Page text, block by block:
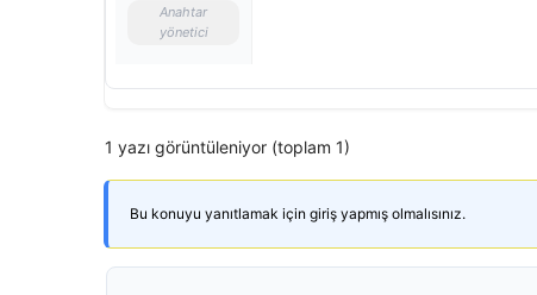
Anahtar
yönetici
1 yazı görüntüleniyor (toplam 1)
Bu konuyu yanıtlamak için giriş yapmış olmalısınız.